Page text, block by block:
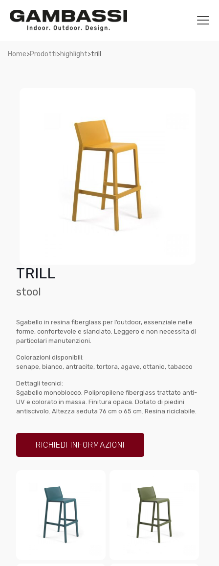
Home>Prodotti>highlight>trill
TRILL
stool
Sgabello in resina fiberglass per l’outdoor, essenziale nelle
forme, confortevole e slanciato. Leggero e non necessita di
particolari manutenzioni.
Colorazioni disponibili:
senape, bianco, antracite, tortora, agave, ottanio, tabacco
Dettagli tecnici:
Sgabello monoblocco. Polipropilene fiberglass trattato anti-
UV e colorato in massa. Finitura opaca. Dotato di piedini
antiscivolo. Altezza seduta 76 cm o 65 cm. Resina riciclabile.
RICHIEDI INFORMAZIONI